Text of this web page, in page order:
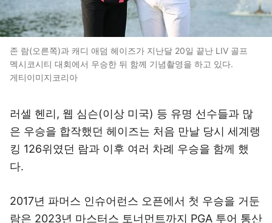
존 람(오른쪽)과 캐디 애덤 헤이즈가 지난달 20일 끝난 LIV 골프
멕시코시티 대회에서 우승한 뒤 함께 기념촬영을 하고 있다.
게티이미지코리아
러셀 헨리, 웹 심슨(이상 미국) 등 유명 선수들과 많
은 우승을 합작했던 헤이즈는 처음 만날 당시 세계랭
킹 126위였던 람과 이후 여러 차례 우승을 함께 했
다.
2017년 파머스 인슈어런스 오픈에서 첫 우승을 거둔
람은 2023년 마스터스 토너먼트까지 PGA 투어 통산